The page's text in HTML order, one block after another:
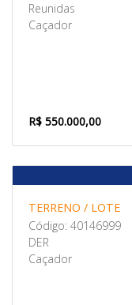
Reunidas
Caçador
R$ 550.000,00
TERRENO / LOTE
Código: 40146999
DER
Caçador